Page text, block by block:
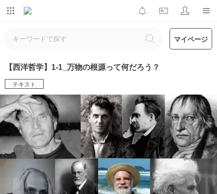
マイページ
【西洋哲学】1-1_万物の根源って何だろう？
テキスト